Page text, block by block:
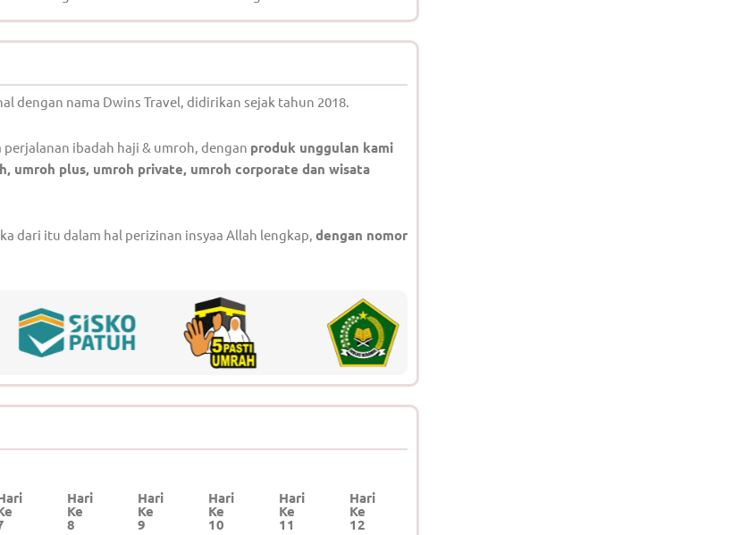
dengan nama Dwins Travel, didirikan sejak tahun 2018.
ibadah haji & umroh, dengan produk unggulan kami
umroh plus, umroh private, umroh corporate dan wisata
dari itu dalam hal perizinan insyaa Allah lengkap, dengan nomor
Hari
Ke
8
Hari
Ke
9
Hari
Ke
10
Hari
Ke
11
Hari
Ke
12